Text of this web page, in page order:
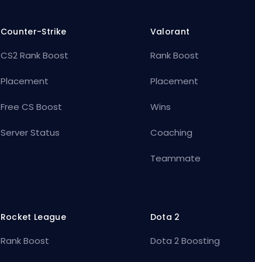
Counter-Strike
CS2 Rank Boost
Placement
Free CS Boost
Server Status
Valorant
Rank Boost
Placement
Wins
Coaching
Teammate
Rocket League
Rank Boost
Dota 2
Dota 2 Boosting